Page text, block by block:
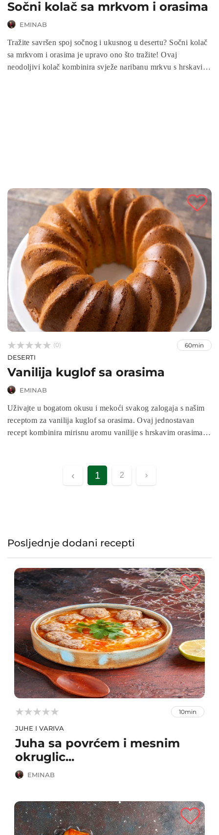
Sočni kolač sa mrkvom i orasima
EMINAB
Tražite savršen spoj sočnog i ukusnog u desertu? Sočni kolač
sa mrkvom i orasima je upravo ono što tražite! Ovaj
neodoljivi kolač kombinira svježe naribanu mrkvu s hrskavim


 (0) 60min
DESERTI
Vanilija kuglof sa orasima
EMINAB
Uživajte u bogatom okusu i mekoći svakog zalogaja s našim
receptom za vanilija kuglof sa orasima. Ovaj jednostavan
recept kombinira mirisnu aromu vanilije s hrskavim orasima,
ovaj kuglof će sigurno postati omiljeni dodatak vašem
jelovniku. Slijedite naše jednostavne korake i pripremite
‹ 1 2 ›
Posljednje dodani recepti


 10min
JUHE I VARIVA
Juha sa povrćem i mesnim
okruglic...
EMINAB